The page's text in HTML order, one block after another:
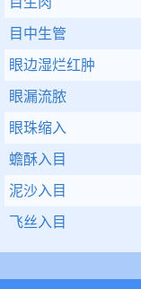
目中生管
眼边湿烂红肿
眼漏流脓
眼珠缩入
蟾酥入目
泥沙入目
飞丝入目